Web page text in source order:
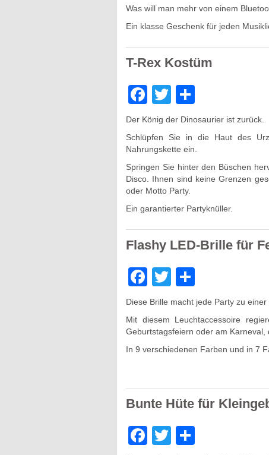
Was will man mehr von einem
Ein klasse Geschenk für jeden
T-Rex Kostüm
Facebook
Twitter
Der König der Dinosaurier ist zurück.
Schlüpfen Sie in die Haut des
Nahrungskette ein.
Springen Sie hinter den Büschen
Disco. Ihnen sind keine Grenzen
oder Motto Party.
Ein garantierter Partyknüller.
Flashy LED-Brille für
Facebook
Twitter
Diese Brille macht jede Party zu einer
Mit diesem Leuchtaccessoire
Geburtstagsfeiern oder am Karneval,
In 9 verschiedenen Farben und in 7
Bunte Hüte für
Facebook
Twitter